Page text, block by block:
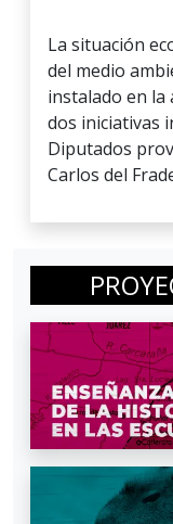
La situación
del medio
instalado en la
dos iniciativas
Diputados
Carlos del